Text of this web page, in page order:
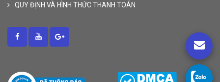
QUY ĐỊNH VÀ HÌNH THỨC THANH TOÁN